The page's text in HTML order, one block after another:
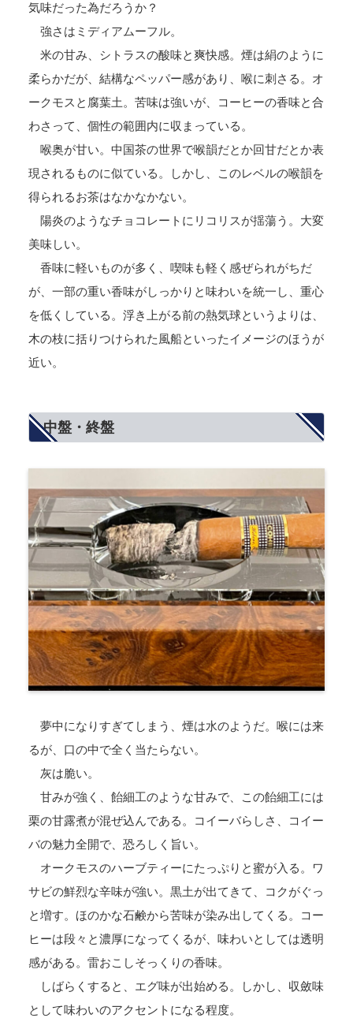
気味だった為だろうか？
強さはミディアムーフル。
米の甘み、シトラスの酸味と爽快感。煙は絹のように
柔らかだが、結構なペッパー感があり、喉に刺さる。オ
ークモスと腐葉土。苦味は強いが、コーヒーの香味と合
わさって、個性の範囲内に収まっている。
喉奥が甘い。中国茶の世界で喉韻だとか回甘だとか表
現されるものに似ている。しかし、このレベルの喉韻を
得られるお茶はなかなかない。
陽炎のようなチョコレートにリコリスが揺蕩う。大変
美味しい。
香味に軽いものが多く、喫味も軽く感ぜられがちだ
が、一部の重い香味がしっかりと味わいを統一し、重心
を低くしている。浮き上がる前の熱気球というよりは、
木の枝に括りつけられた風船といったイメージのほうが
近い。
中盤・終盤
夢中になりすぎてしまう、煙は水のようだ。喉には来
るが、口の中で全く当たらない。
灰は脆い。
甘みが強く、飴細工のような甘みで、この飴細工には
栗の甘露煮が混ぜ込んである。コイーバらしさ、コイー
バの魅力全開で、恐ろしく旨い。
オークモスのハーブティーにたっぷりと蜜が入る。ワ
サビの鮮烈な辛味が強い。黒土が出てきて、コクがぐっ
と増す。ほのかな石鹸から苦味が染み出してくる。コー
ヒーは段々と濃厚になってくるが、味わいとしては透明
感がある。雷おこしそっくりの香味。
しばらくすると、エグ味が出始める。しかし、収斂味
として味わいのアクセントになる程度。